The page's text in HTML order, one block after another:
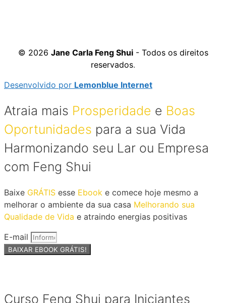
© 2026 Jane Carla Feng Shui- Todos os direitos
reservados.
Desenvolvido por Lemonblue Internet
Atraia mais Prosperidade e Boas
Oportunidades para a sua Vida
Harmonizando seu Lar ou Empresa
com Feng Shui
Baixe GRÁTIS esse Ebook e comece hoje mesmo a
melhorar o ambiente da sua casa Melhorando sua
Qualidade de Vida e atraindo energias positivas
E-mail
BAIXAR EBOOK GRÁTIS!
Curso Feng Shui para Iniciantes